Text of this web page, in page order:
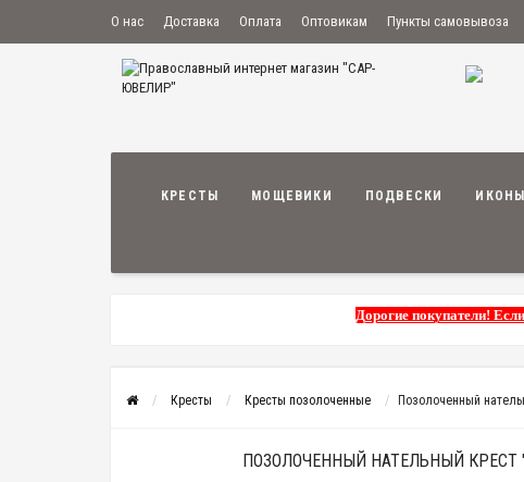
О нас Доставка Оплата Оптовикам Пункты самовывоза
КРЕСТЫ МОЩЕВИКИ ПОДВЕСКИ ИКОНЫ
Дорогие покупатели!
Кресты Кресты позолоченные Позолоченный
ПОЗОЛОЧЕННЫЙ НАТЕЛЬНЫЙ КРЕСТ